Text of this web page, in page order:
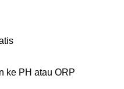
ke PH atau ORP